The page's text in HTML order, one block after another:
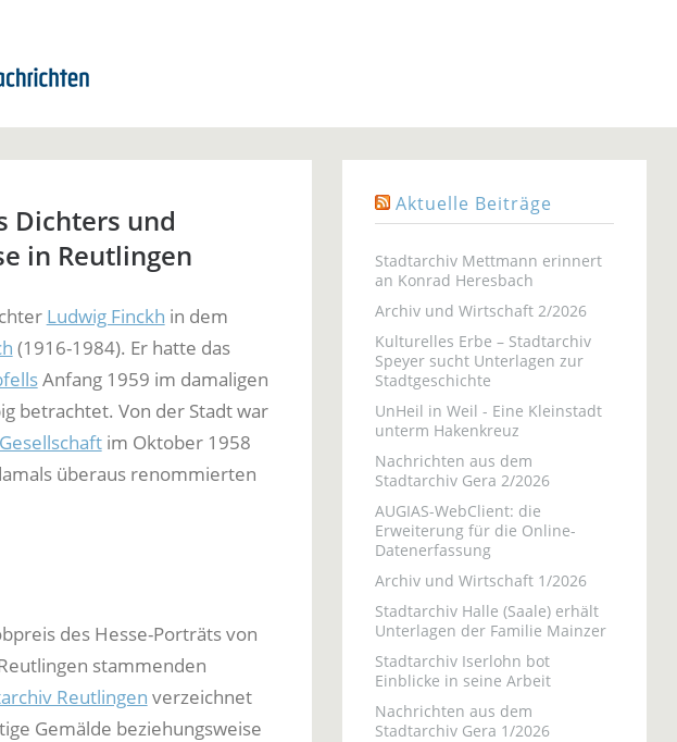
Dichters und
in Reutlingen
Ludwig Finckh in dem
(1916-1984). Er hatte das
Anfang 1959 im damaligen
betrachtet. Von der Stadt war
im Oktober 1958
überaus renommierten
des Hesse-Porträts von
stammenden
Reutlingen verzeichnet
Gemälde beziehungsweise
Aktuelle Beiträge
Stadtarchiv Mettmann erinnert
an Konrad Heresbach
Archiv und Wirtschaft 2/2026
Kulturelles Erbe – Stadtarchiv
Speyer sucht Unterlagen zur
Stadtgeschichte
UnHeil in Weil - Eine Kleinstadt
unterm Hakenkreuz
Nachrichten aus dem
Stadtarchiv Gera 2/2026
AUGIAS-WebClient: die
Erweiterung für die Online-
Datenerfassung
Archiv und Wirtschaft 1/2026
Stadtarchiv Halle (Saale) erhält
Unterlagen der Familie Mainzer
Stadtarchiv Iserlohn bot
Einblicke in seine Arbeit
Nachrichten aus dem
Stadtarchiv Gera 1/2026